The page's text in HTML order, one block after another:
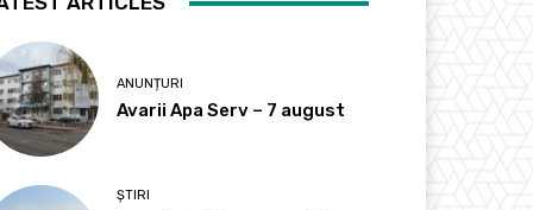
ANUNȚURI
Avarii Apa Serv – 7 august
ȘTIRI